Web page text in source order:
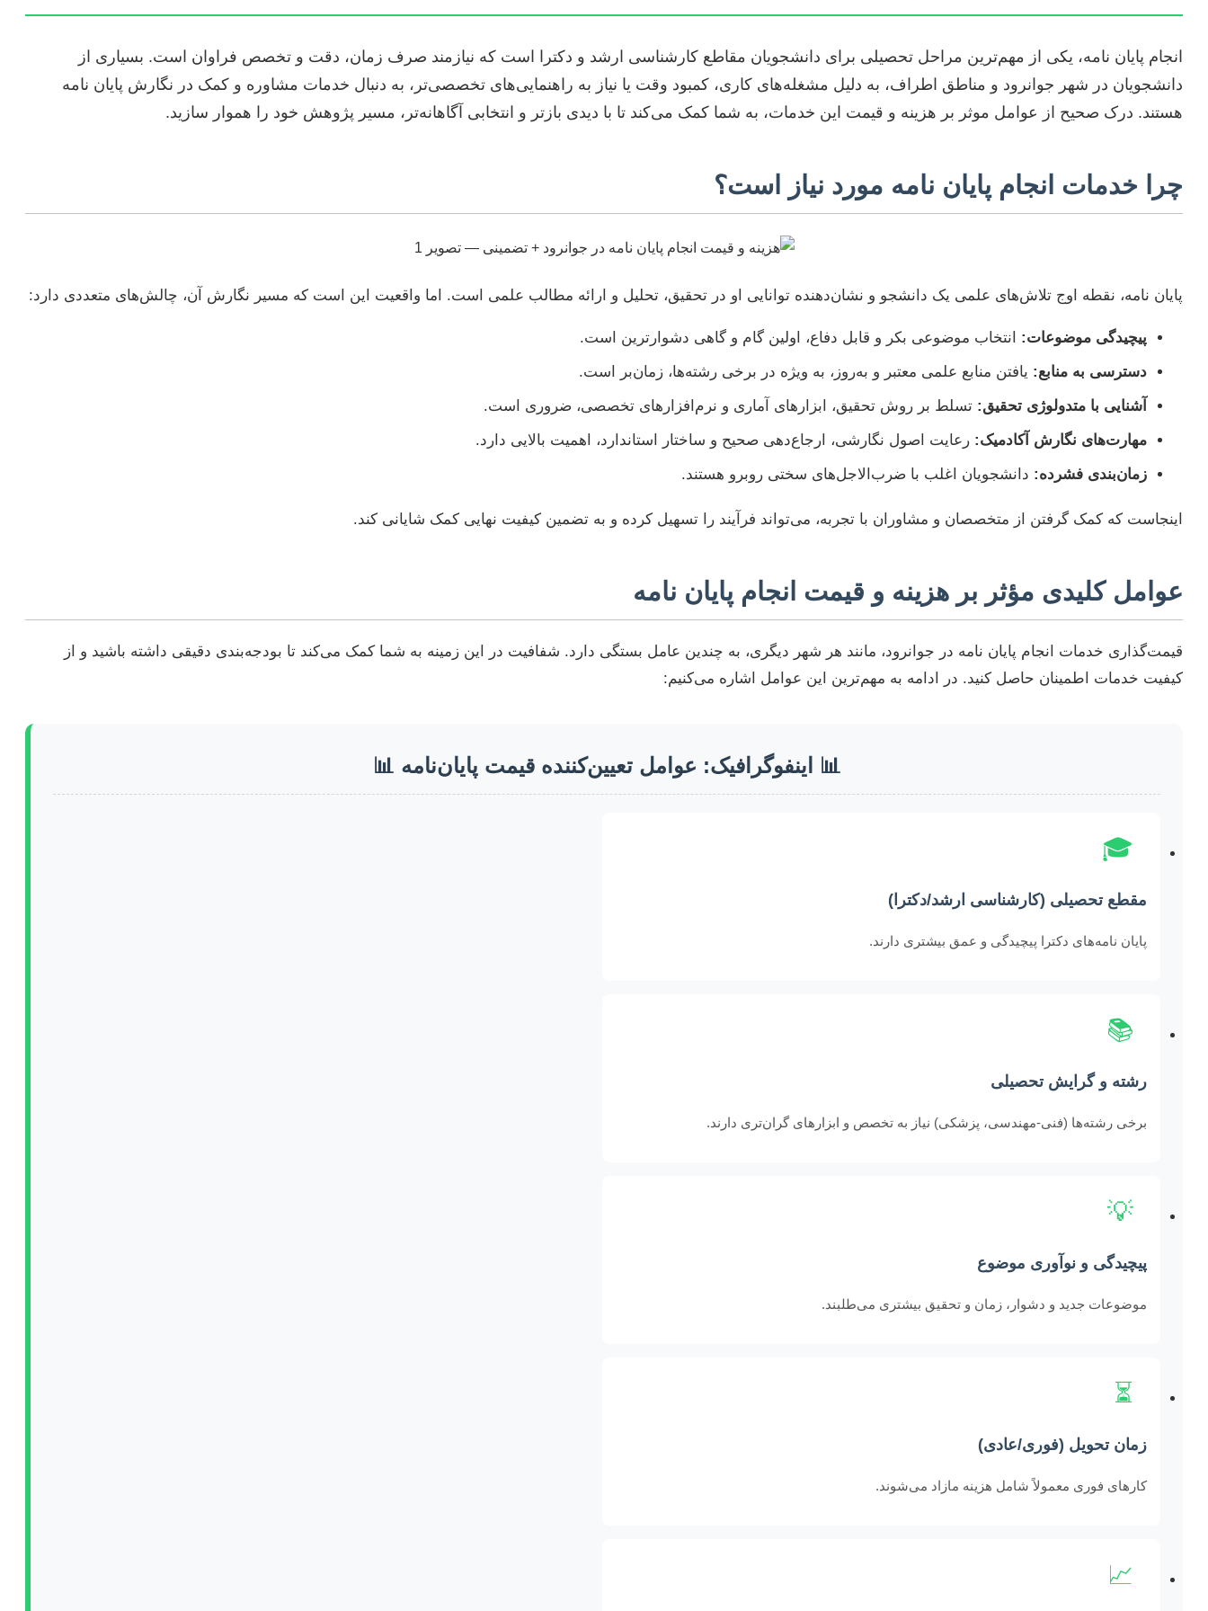
انجام پایان نامه، یکی از مهم‌ترین مراحل تحصیلی برای دانشجویان مقاطع کارشناسی ارشد و دکترا است که نیازمند صرف زمان، دقت و تخصص فراوان است. بسیاری از
دانشجویان در شهر جوانرود و مناطق اطراف، به دلیل مشغله‌های کاری، کمبود وقت یا نیاز به راهنمایی‌های تخصصی‌تر، به دنبال خدمات مشاوره و کمک در نگارش پایان نامه
هستند. درک صحیح از عوامل موثر بر هزینه و قیمت این خدمات، به شما کمک می‌کند تا با دیدی بازتر و انتخابی آگاهانه‌تر، مسیر پژوهش خود را هموار سازید.
چرا خدمات انجام پایان نامه مورد نیاز است؟
پایان نامه، نقطه اوج تلاش‌های علمی یک دانشجو و نشان‌دهنده توانایی او در تحقیق، تحلیل و ارائه مطالب علمی است. اما واقعیت این است که مسیر نگارش آن، چالش‌های متعددی دارد:
پیچیدگی موضوعات: انتخاب موضوعی بکر و قابل دفاع، اولین گام و گاهی دشوارترین است.
دسترسی به منابع: یافتن منابع علمی معتبر و به‌روز، به ویژه در برخی رشته‌ها، زمان‌بر است.
آشنایی با متدولوژی تحقیق: تسلط بر روش تحقیق، ابزارهای آماری و نرم‌افزارهای تخصصی، ضروری است.
مهارت‌های نگارش آکادمیک: رعایت اصول نگارشی، ارجاع‌دهی صحیح و ساختار استاندارد، اهمیت بالایی دارد.
زمان‌بندی فشرده: دانشجویان اغلب با ضرب‌الاجل‌های سختی روبرو هستند.
اینجاست که کمک گرفتن از متخصصان و مشاوران با تجربه، می‌تواند فرآیند را تسهیل کرده و به تضمین کیفیت نهایی کمک شایانی کند.
عوامل کلیدی مؤثر بر هزینه و قیمت انجام پایان نامه
قیمت‌گذاری خدمات انجام پایان نامه در جوانرود، مانند هر شهر دیگری، به چندین عامل بستگی دارد. شفافیت در این زمینه به شما کمک می‌کند تا بودجه‌بندی دقیقی داشته باشید و از
کیفیت خدمات اطمینان حاصل کنید. در ادامه به مهم‌ترین این عوامل اشاره می‌کنیم:
📊 اینفوگرافیک: عوامل تعیین‌کننده قیمت پایان‌نامه 📊
🎓
مقطع تحصیلی (کارشناسی ارشد/دکترا)
پایان نامه‌های دکترا پیچیدگی و عمق بیشتری دارند.
📚
رشته و گرایش تحصیلی
برخی رشته‌ها (فنی-مهندسی، پزشکی) نیاز به تخصص و ابزارهای گران‌تری دارند.
💡
پیچیدگی و نوآوری موضوع
موضوعات جدید و دشوار، زمان و تحقیق بیشتری می‌طلبند.
⏳
زمان تحویل (فوری/عادی)
کارهای فوری معمولاً شامل هزینه مازاد می‌شوند.
📈